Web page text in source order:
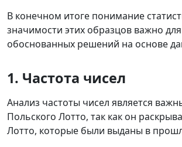
В конечном итоге понимание
значимости этих образцов важно
обоснованных решений на основе
1. Частота чисел
Анализ частоты чисел является
Польского Лотто, так как он
Лотто, которые были выданы в